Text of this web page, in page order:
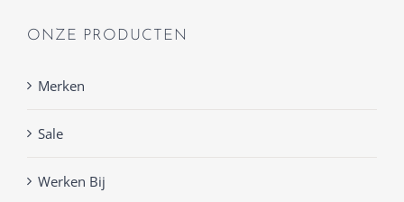
ONZE PRODUCTEN
Merken
Sale
Werken Bij